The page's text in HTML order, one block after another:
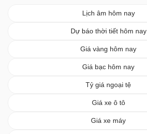
Lịch âm hôm nay
Dự báo thời tiết hôm nay
Giá vàng hôm nay
Giá bạc hôm nay
Tỷ giá ngoại tệ
Giá xe ô tô
Giá xe máy